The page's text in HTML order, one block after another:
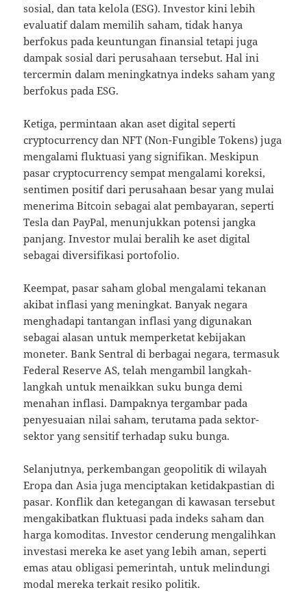
sosial, dan tata kelola (ESG). Investor kini lebih
evaluatif dalam memilih saham, tidak hanya
berfokus pada keuntungan finansial tetapi juga
dampak sosial dari perusahaan tersebut. Hal ini
tercermin dalam meningkatnya indeks saham yang
berfokus pada ESG.
Ketiga, permintaan akan aset digital seperti
cryptocurrency dan NFT (Non-Fungible Tokens) juga
mengalami fluktuasi yang signifikan. Meskipun
pasar cryptocurrency sempat mengalami koreksi,
sentimen positif dari perusahaan besar yang mulai
menerima Bitcoin sebagai alat pembayaran, seperti
Tesla dan PayPal, menunjukkan potensi jangka
panjang. Investor mulai beralih ke aset digital
sebagai diversifikasi portofolio.
Keempat, pasar saham global mengalami tekanan
akibat inflasi yang meningkat. Banyak negara
menghadapi tantangan inflasi yang digunakan
sebagai alasan untuk memperketat kebijakan
moneter. Bank Sentral di berbagai negara, termasuk
Federal Reserve AS, telah mengambil langkah-
langkah untuk menaikkan suku bunga demi
menahan inflasi. Dampaknya tergambar pada
penyesuaian nilai saham, terutama pada sektor-
sektor yang sensitif terhadap suku bunga.
Selanjutnya, perkembangan geopolitik di wilayah
Eropa dan Asia juga menciptakan ketidakpastian di
pasar. Konflik dan ketegangan di kawasan tersebut
mengakibatkan fluktuasi pada indeks saham dan
harga komoditas. Investor cenderung mengalihkan
investasi mereka ke aset yang lebih aman, seperti
emas atau obligasi pemerintah, untuk melindungi
modal mereka terkait resiko politik.